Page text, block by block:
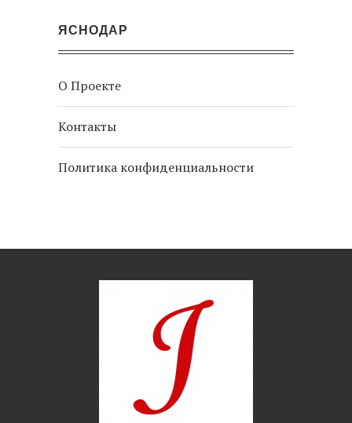
ЯСНОДАР
О Проекте
Контакты
Политика конфиденциальности